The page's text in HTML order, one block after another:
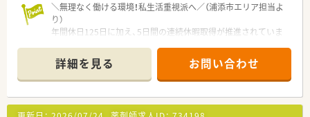
＼無理なく働ける環境！私生活重視派へ／（浦添市エリア担当よ
り）
年間休日125日に加え、5日間の連続休暇取得が推進されていま
勤務も可能。心にゆとりを持てる職場ですよ。
【店舗情報と応需状況について】
■浦添市の主要駅から車で12分ほどの立地にあり、地域の幅広
い医療ニーズに応える調剤薬局として親しまれています。
詳細を見る お問い合わせ